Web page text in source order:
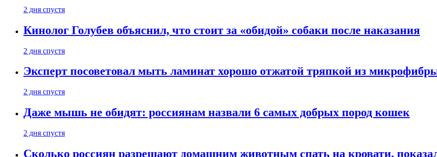
2 дня спустя
Кинолог Голубев объяснил, что стоит за «обидой» собаки после наказания
2 дня спустя
Эксперт посоветовал мыть ламинат хорошо отжатой тряпкой из
2 дня спустя
Даже мышь не обидят: россиянам назвали 6 самых добрых пород кошек
2 дня спустя
Сколько россиян разрешают домашним животным спать на кровати,